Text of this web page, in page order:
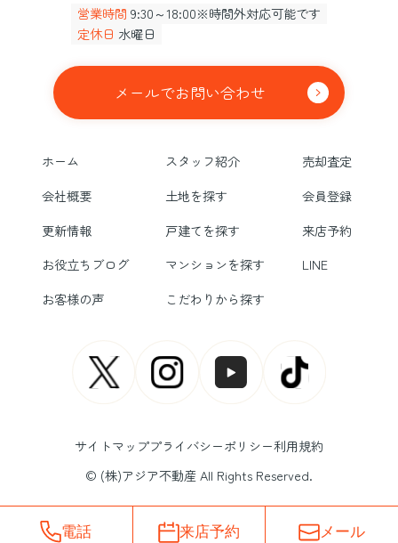
営業時間 9:30～18:00※時間外対応可能です
定休日 水曜日
メールでお問い合わせ
ホーム スタッフ紹介
売却査定
会社概要
土地を探す
会員登録
更新情報
戸建てを探す
来店予約
お役立ちブログ
マンションを探す
LINE
お客様の声
こだわりから探す
サイトマッププライバシーポリシー利用規約
© (株)アジア不動産 All Rights Reserved.
電話 来店予約 メール